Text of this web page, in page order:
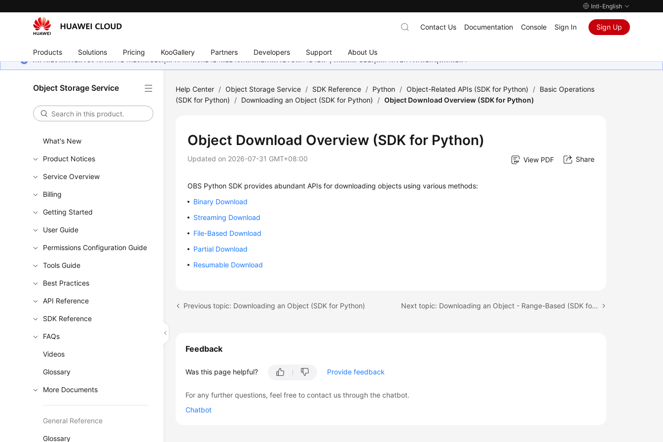
Intl-English
Products Solutions Pricing KooGallery Partners Developers Support About Us
Contact Us Documentation Console Sign In Sign Up
หน้านี้ยังไม่พร้อมใช้งานในภาษาท้องถิ่นของคุณ เรากำลังพยายามอย่างหนักเพื่อเพิ่มเวอร์ชันภาษาอื่น ๆ เพิ่มเติม ขอบคุณสำหรับการสนับสนุนเสมอมา
Object Storage Service
What's New
Product Notices
Service Overview
Billing
Getting Started
User Guide
Permissions Configuration Guide
Tools Guide
Best Practices
API Reference
SDK Reference
FAQs
Videos
Glossary
More Documents
General Reference
Glossary
Help Center / Object Storage Service / SDK Reference / Python / Object-Related APIs (SDK for Python) / Basic Operations
(SDK for Python)
/ Downloading an Object (SDK for Python) / Object Download Overview (SDK for Python)
Object Download Overview (SDK for Python)
Updated on 2026-07-31 GMT+08:00 View PDF Share
OBS Python SDK provides abundant APIs for downloading objects using various methods:
Binary Download
Streaming Download
File-Based Download
Partial Download
Resumable Download
Previous topic: Downloading an Object (SDK for Python) Next topic: Downloading an Object - Range-Based (SDK for Python)
Feedback
Was this page helpful? Provide feedback
For any further questions, feel free to contact us through the chatbot.
Chatbot